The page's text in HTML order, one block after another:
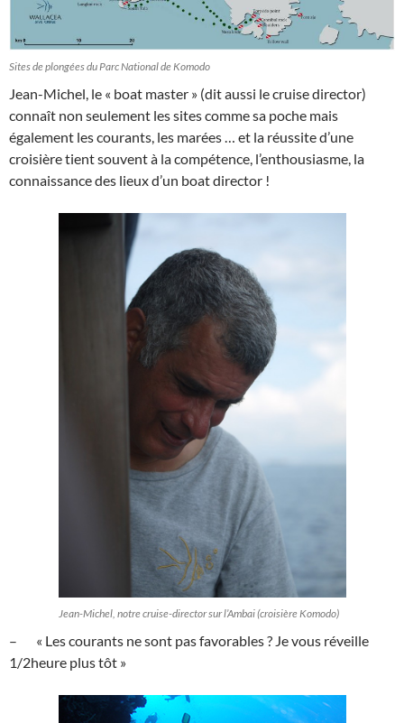
Sites de plongées du Parc National de Komodo
Jean-Michel, le « boat master » (dit aussi le cruise director)
connaît non seulement les sites comme sa poche mais
également les courants, les marées … et la réussite d’une
croisière tient souvent à la compétence, l’enthousiasme, la
connaissance des lieux d’un boat director !
Jean-Michel, notre cruise-director sur l’Ambai (croisière Komodo)
– « Les courants ne sont pas favorables ? Je vous réveille
1/2heure plus tôt »